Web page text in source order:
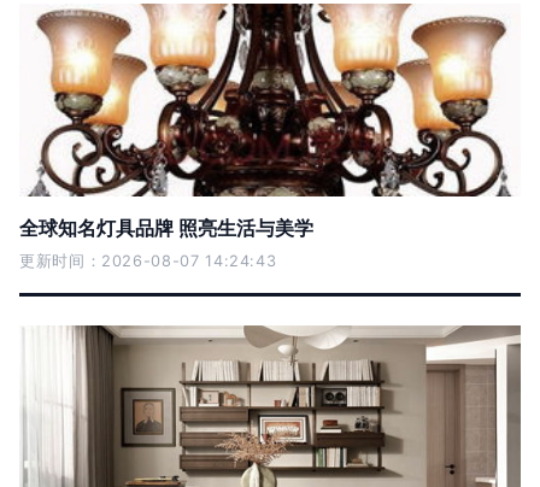
全球知名灯具品牌 照亮生活与美学
更新时间：2026-08-07 14:24:43